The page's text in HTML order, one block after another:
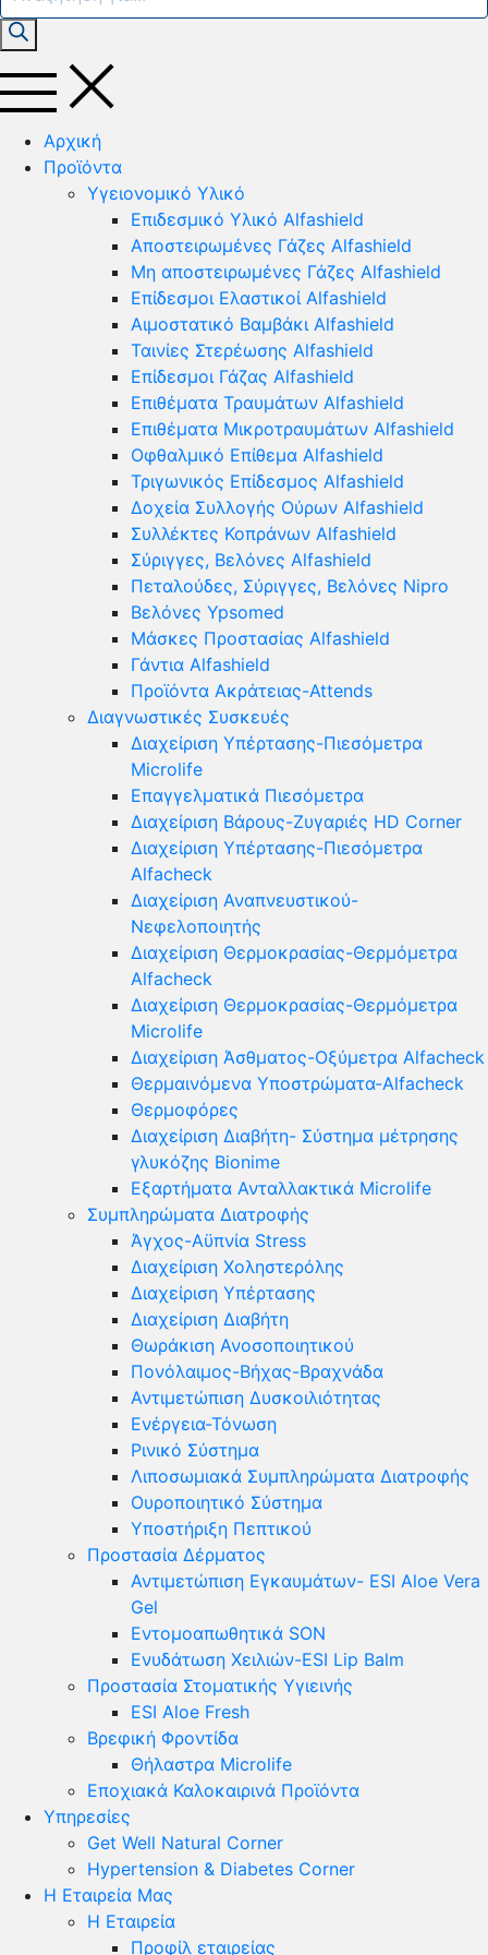
search
Αρχική
Προϊόντα
Yγειονομικό Yλικό
Επιδεσμικό Υλικό Alfashield
Αποστειρωμένες Γάζες Alfashield
Μη αποστειρωμένες Γάζες Alfashield
Επίδεσμοι Ελαστικοί Alfashield
Αιμοστατικό Βαμβάκι Alfashield
Ταινίες Στερέωσης Alfashield
Επίδεσμοι Γάζας Alfashield
Επιθέματα Τραυμάτων Alfashield
Επιθέματα Μικροτραυμάτων Alfashield
Οφθαλμικό Eπίθεμα Alfashield
Τριγωνικός Επίδεσμος Alfashield
Δοχεία Συλλογής Ούρων Alfashield
Συλλέκτες Κοπράνων Alfashield
Σύριγγες, Βελόνες Alfashield
Πεταλούδες, Σύριγγες, Βελόνες Nipro
Βελόνες Ypsomed
Μάσκες Προστασίας Alfashield
Γάντια Alfashield
Προϊόντα Ακράτειας-Attends
Διαγνωστικές Συσκευές
Διαχείριση Υπέρτασης-Πιεσόμετρα
Microlife
Επαγγελματικά Πιεσόμετρα
Διαχείριση Βάρους-Ζυγαριές HD Corner
Διαχείριση Υπέρτασης-Πιεσόμετρα
Alfacheck
Διαχείριση Αναπνευστικού-
Νεφελοποιητής
Διαχείριση Θερμοκρασίας-Θερμόμετρα
Alfacheck
Διαχείριση Θερμοκρασίας-Θερμόμετρα
Microlife
Διαχείριση Άσθματος-Οξύμετρα Alfacheck
Θερμαινόμενα Υποστρώματα-Alfacheck
Θερμοφόρες
Διαχείριση Διαβήτη- Σύστημα μέτρησης
γλυκόζης Bionime
Εξαρτήματα Ανταλλακτικά Microlife
Συμπληρώματα Διατροφής
Άγχος-Αϋπνία Stress
Διαχείριση Χοληστερόλης
Διαχείριση Υπέρτασης
Διαχείριση Διαβήτη
Θωράκιση Ανοσοποιητικού
Πονόλαιμος-Βήχας-Βραχνάδα
Αντιμετώπιση Δυσκοιλιότητας
Eνέργεια-Τόνωση
Ρινικό Σύστημα
Λιποσωμιακά Συμπληρώματα Διατροφής
Ουροποιητικό Σύστημα
Υποστήριξη Πεπτικού
Προστασία Δέρματος
Αντιμετώπιση Εγκαυμάτων- ESI Aloe Vera
Gel
Εντομοαπωθητικά SON
Ενυδάτωση Χειλιών-ESI Lip Balm
Προστασία Στοματικής Υγιεινής
ESI Αloe Fresh
Βρεφική Φροντίδα
Θήλαστρα Microlife
Εποχιακά Καλοκαιρινά Προϊόντα
Υπηρεσίες
Get Well Natural Corner
Hypertension & Diabetes Corner
Η Εταιρεία Μας
Η Εταιρεία
Προφίλ εταιρείας